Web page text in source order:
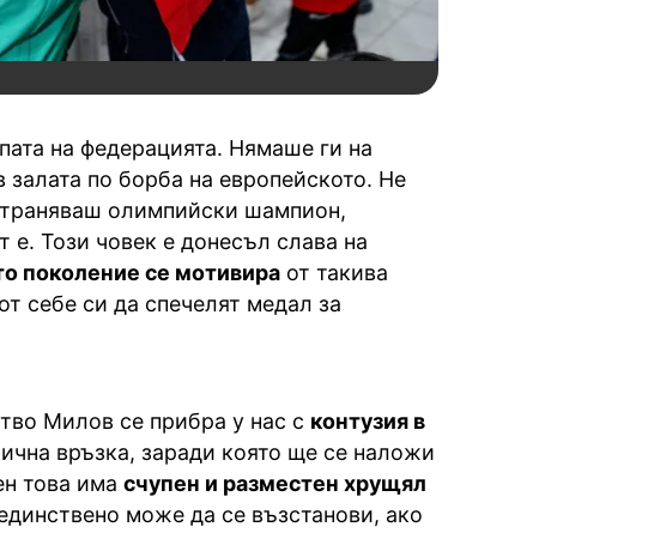
на федерацията. Нямаше ги на
залата по борба на европейското. Не
олимпийски шампион,
е. Този човек е донесъл слава на
поколение се мотивира от такива
себе си да спечелят медал за
Милов се прибра у нас с контузия в
връзка, заради която ще се наложи
това има счупен и разместен хрущял
може да се възстанови, ако